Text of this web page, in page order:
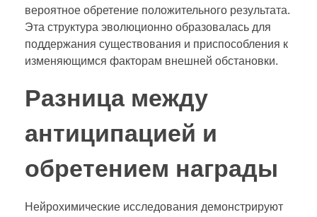
вероятное обретение положительного результата.
Эта структура эволюционно образовалась для
поддержания существования и приспособления к
изменяющимся факторам внешней обстановки.
Разница между
антиципацией и
обретением награды
Нейрохимические исследования демонстрируют